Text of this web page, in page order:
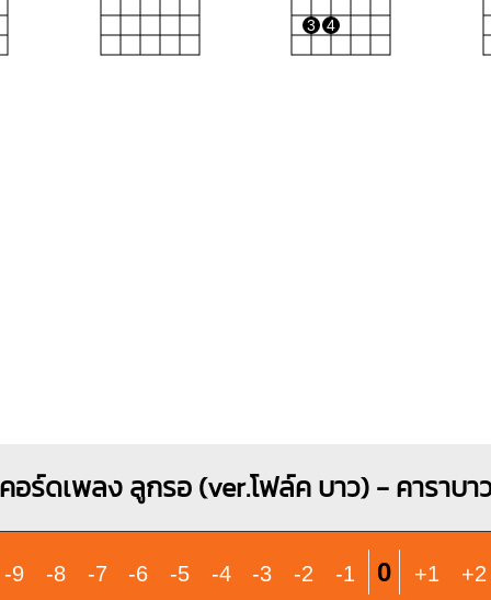
3 4
อร์ดเพลง ลูกรอ (ver.โฟล์ค บาว) - คาราบา
-9 -8 -7 -6 -5 -4 -3 -2 -1 0 +1 +2